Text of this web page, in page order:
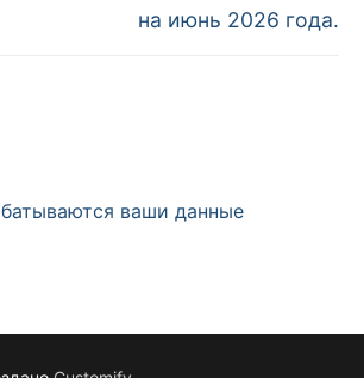
на июнь 2026 года.
ваши данные